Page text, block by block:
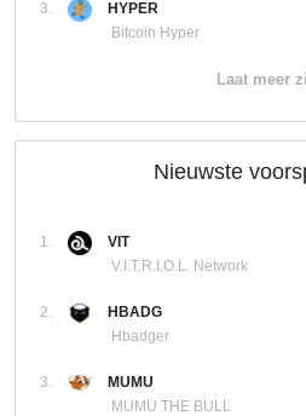
3.
HYPER
Bitcoin Hyper
Laat meer
Nieuwste
1.
VIT
V.I.T.R.I.O.L. Network
2.
HBADG
Hbadger
3.
MUMU
MUMU THE BULL